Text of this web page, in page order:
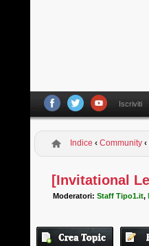
Iscriviti
Indice ‹ Community ‹
[Invitational
Moderatori:Staff Tipo1.it,